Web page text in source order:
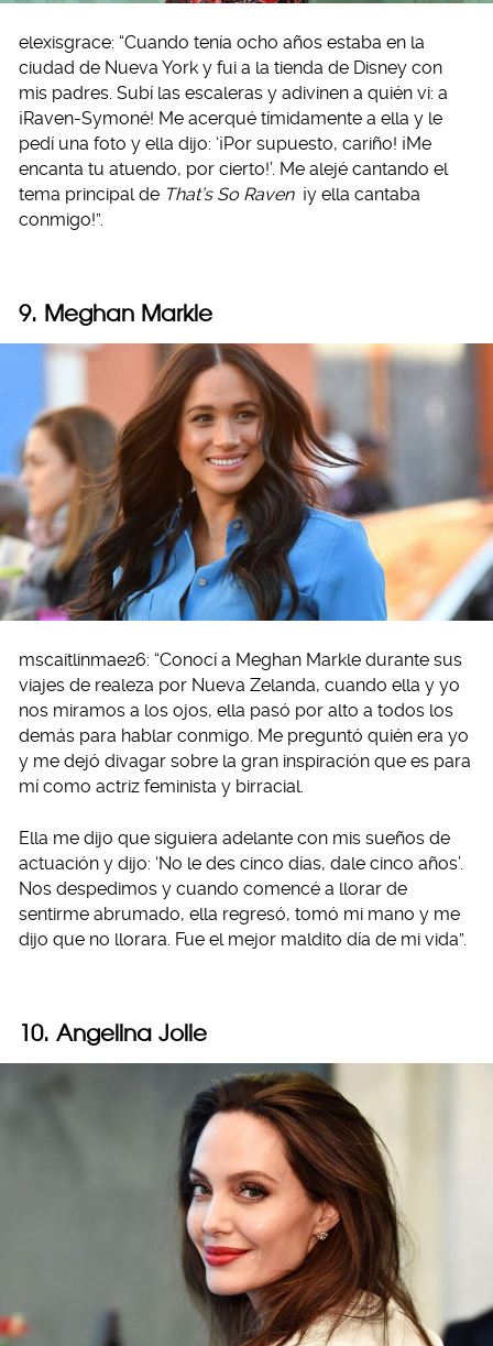
elexisgrace: “Cuando tenía ocho años estaba en la
ciudad de Nueva York y fui a la tienda de Disney con
mis padres. Subí las escaleras y adivinen a quién vi: a
¡Raven-Symoné! Me acerqué tímidamente a ella y le
pedí una foto y ella dijo: ‘¡Por supuesto, cariño! ¡Me
encanta tu atuendo, por cierto!’. Me alejé cantando el
tema principal de That’s So Raven ¡y ella cantaba
conmigo!”.
9. Meghan Markle
mscaitlinmae26: “Conocí a Meghan Markle durante sus
viajes de realeza por Nueva Zelanda, cuando ella y yo
nos miramos a los ojos, ella pasó por alto a todos los
demás para hablar conmigo. Me preguntó quién era yo
y me dejó divagar sobre la gran inspiración que es para
mí como actriz feminista y birracial.
Ella me dijo que siguiera adelante con mis sueños de
actuación y dijo: ‘No le des cinco días, dale cinco años’.
Nos despedimos y cuando comencé a llorar de
sentirme abrumado, ella regresó, tomó mi mano y me
dijo que no llorara. Fue el mejor maldito día de mi vida”.
10. Angelina Jolie